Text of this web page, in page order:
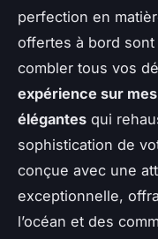
perfection en
offertes à bord
combler tous vos
expérience sur
élégantes qui
sophistication de
conçue avec une
exceptionnelle,
l’océan et des